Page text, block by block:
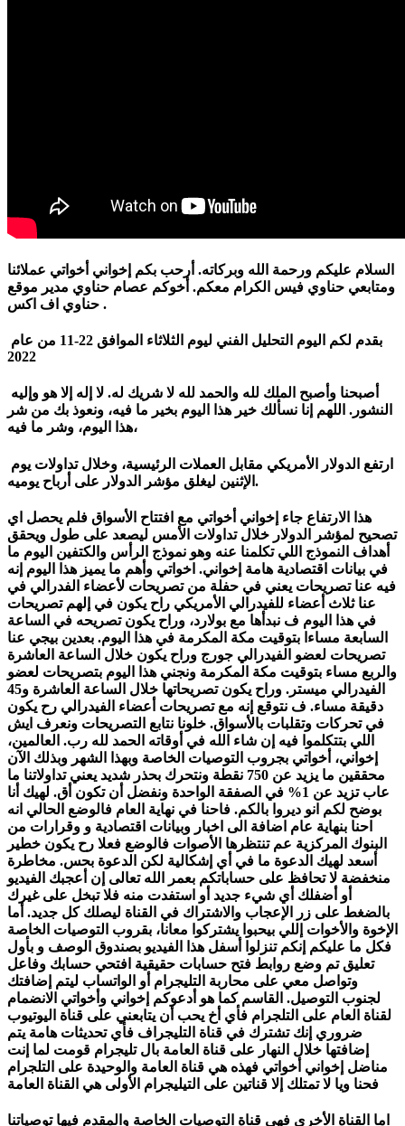
السلام عليكم ورحمة الله وبركاته. أرحب بكم إخواني أخواتي عملائنا
ومتابعي حناوي فيس الكرام معكم. أخوكم عصام حناوي مدير موقع
حناوي اف اكس .
2022
النشور. اللهم إنا نسألك خير هذا اليوم بخير ما فيه، ونعوذ بك من شر
هذا اليوم، وشر ما فيه،
الإثنين ليغلق مؤشر الدولار على أرباح يوميه.
هذا الارتفاع جاء إخواني أخواتي مع افتتاح الأسواق فلم يحصل اي
تصحيح لمؤشر الدولار خلال تداولات الأمس ليصعد على طول ويحقق
أهداف النموذج اللي تكلمنا عنه وهو نموذج الرأس والكتفين اليوم ما
في بيانات اقتصادية هامة إخواني. اخواتي وأهم ما يميز هذا اليوم إنه
فيه عنا تصريحات يعني في حفلة من تصريحات لأعضاء الفدرالي في
عنا ثلاث أعضاء للفيدرالي الأمريكي راح يكون في إلهم تصريحات
في هذا اليوم ف نبدأها مع بولارد، وراح يكون تصريحه في الساعة
السابعة مساءا بتوقيت مكة المكرمة في هذا اليوم. بعدين بيجي عنا
تصريحات لعضو الفيدرالي جورج وراح يكون خلال الساعة العاشرة
والربع مساء بتوقيت مكة المكرمة ونجني هذا اليوم بتصريحات لعضو
الفيدرالي ميستر. وراح يكون تصريحاتها خلال الساعة العاشرة و45
دقيقة مساء. ف نتوقع إنه مع تصريحات أعضاء الفيدرالي رح يكون
في تحركات وتقلبات بالأسواق. خلونا نتابع التصريحات ونعرف ايش
اللي بتتكلموا فيه إن شاء الله في أوقاته الحمد لله رب. العالمين،
إخواني، أخواتي بجروب التوصيات الخاصة وبهذا الشهر وبذلك الآن
محققين ما يزيد عن 750 نقطة ونتحرك بحذر شديد يعني تداولاتنا ما
عاب تزيد عن 1% في الصفقة الواحدة ونفضل أن تكون أق. لهيك أنا
بوضح لكم انو ديروا بالكم. فاحنا في نهاية العام فالوضع الحالي انه
احنا بنهاية عام اضافة الى اخبار وبيانات اقتصادية و وقرارات من
البنوك المركزية عم تنتظرها الأصوات فالوضع فعلا رح يكون خطير
أسعد لهيك الدعوة ما في أي إشكالية لكن الدعوة بحس. مخاطرة
منخفضة لا تحافظ على حساباتكم بعمر الله تعالى إن أعجبك الفيديو
أو أضفلك أي شيء جديد أو استفدت منه فلا تبخل على غيرك
بالضغط على زر الإعجاب والاشتراك في القناة ليصلك كل جديد. أما
الإخوة والأخوات إللي بيحبوا يشتركوا معانا، بقروب التوصيات الخاصة
فكل ما عليكم إنكم تنزلوا أسفل هذا الفيديو بصندوق الوصف و بأول
تعليق تم وضع روابط فتح حسابات حقيقية افتحي حسابك وفاعل
وتواصل معي على محاربة التليجرام أو الواتساب ليتم إضافتك
لجنوب التوصيل. القاسم كما هو أدعوكم إخواني وأخواتي الانضمام
لقناة العام على التلجرام فأي أخ يحب أن يتابعني على قناة اليوتيوب
ضروري إنك تشترك في قناة التليجراف فأي تحديثات هامة يتم
إضافتها خلال النهار على قناة العامة بال تليجرام قومت لما إنت
مناضل إخواني أخواتي فهذه هي قناة العامة والوحيدة على التلجرام
اما القناة الأخرى فهي قناة التوصيات الخاصة والمقدم فيها توصياتنا